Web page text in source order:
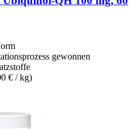
gewonnen
€ / kg)